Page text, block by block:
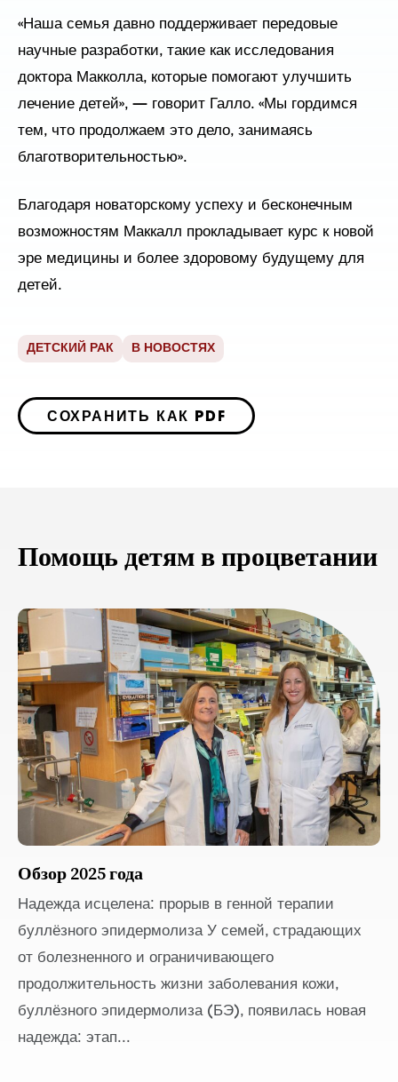
«Наша семья давно поддерживает передовые
научные разработки, такие как исследования
доктора Макколла, которые помогают улучшить
лечение детей», — говорит Галло. «Мы гордимся
тем, что продолжаем это дело, занимаясь
благотворительностью».
Благодаря новаторскому успеху и бесконечным
возможностям Маккалл прокладывает курс к новой
эре медицины и более здоровому будущему для
детей.
ДЕТСКИЙ РАК В НОВОСТЯХ
СОХРАНИТЬ КАК PDF
Помощь детям в процветании
Обзор 2025 года
Надежда исцелена: прорыв в генной терапии
буллёзного эпидермолиза У семей, страдающих
от болезненного и ограничивающего
продолжительность жизни заболевания кожи,
буллёзного эпидермолиза (БЭ), появилась новая
надежда: этап...